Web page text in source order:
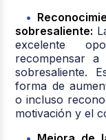
sobresaliente:
excelente
recompensar
sobresaliente.
forma de
o incluso
motivación y el